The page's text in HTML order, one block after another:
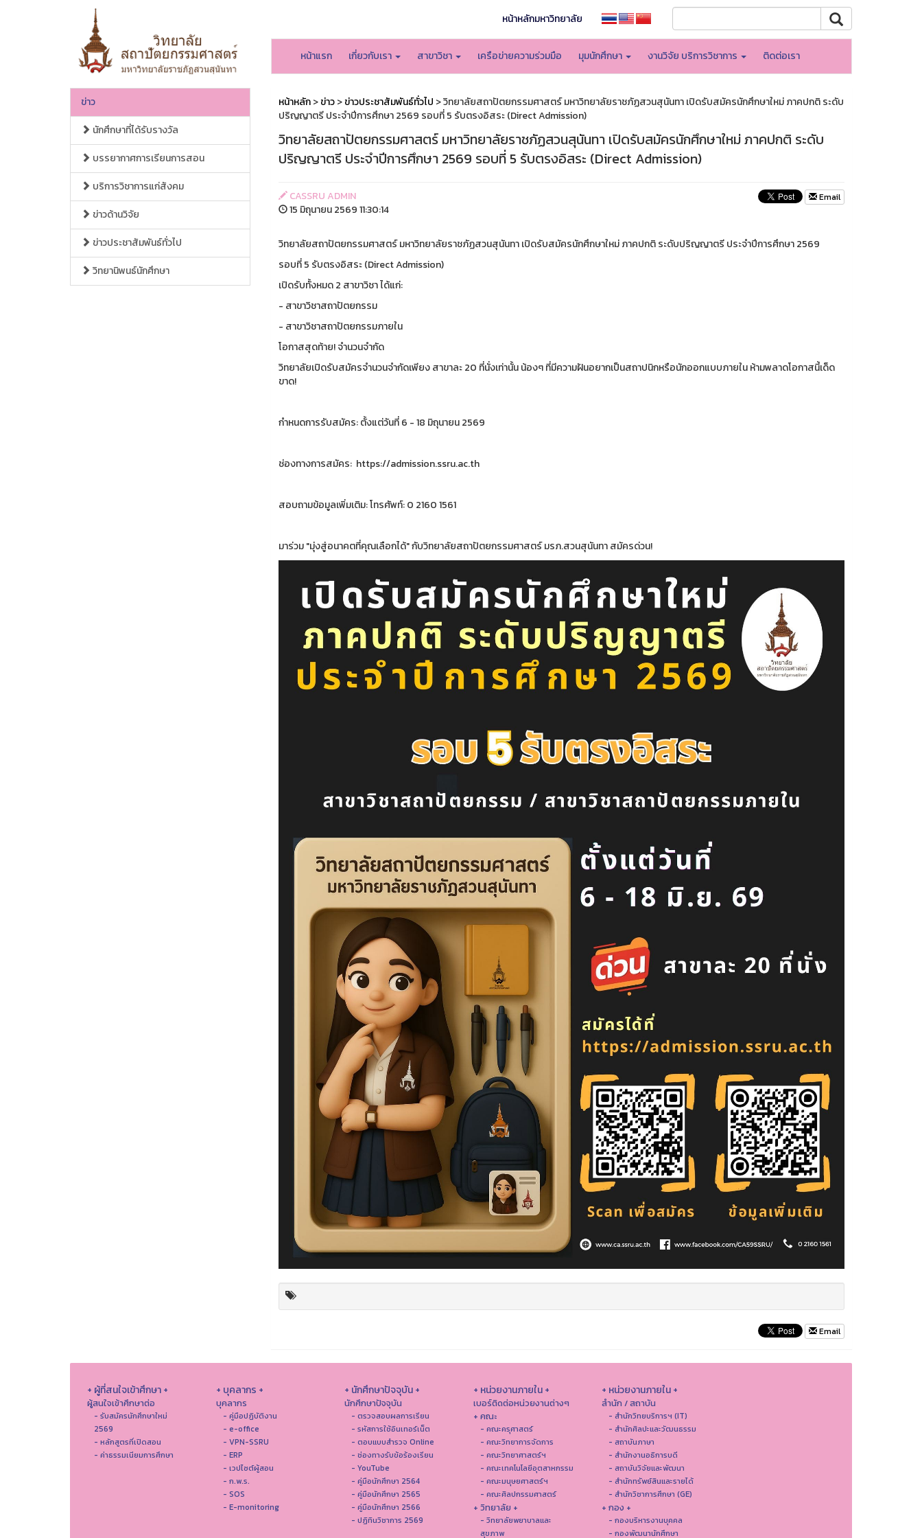
หน้าหลักมหาวิทยาลัย
หน้าแรก เกี่ยวกับเรา สาขาวิชา เครือข่ายความร่วมมือ มุมนักศึกษา งานวิจัย บริการวิชาการ ติดต่อเรา
ข่าว
นักศึกษาที่ได้รับรางวัล
บรรยากาศการเรียนการสอน
บริการวิชาการแก่สังคม
ข่าวด้านวิจัย
ข่าวประชาสัมพันธ์ทั่วไป
วิทยานิพนธ์นักศึกษา
หน้าหลัก>ข่าว>ข่าวประชาสัมพันธ์ทั่วไป > วิทยาลัยสถาปัตยกรรมศาสตร์ มหาวิทยาลัยราชภัฏสวนสุนันทา เปิดรับสมัครนักศึกษาใหม่ ภาคปกติ ระดับ
ปริญญาตรี ประจำปีการศึกษา 2569 รอบที่ 5 รับตรงอิสระ (Direct Admission)
วิทยาลัยสถาปัตยกรรมศาสตร์ มหาวิทยาลัยราชภัฏสวนสุนันทา เปิดรับสมัครนักศึกษาใหม่ ภาคปกติ ระดับ
ปริญญาตรี ประจำปีการศึกษา 2569 รอบที่ 5 รับตรงอิสระ (Direct Admission)
CASSRU ADMIN
15 มิถุนายน 2569 11:30:14
Email
วิทยาลัยสถาปัตยกรรมศาสตร์ มหาวิทยาลัยราชภัฏสวนสุนันทา เปิดรับสมัครนักศึกษาใหม่ ภาคปกติ ระดับปริญญาตรี ประจำปีการศึกษา 2569
รอบที่ 5 รับตรงอิสระ (Direct Admission)
เปิดรับทั้งหมด 2 สาขาวิชา ได้แก่:
- สาขาวิชาสถาปัตยกรรม
- สาขาวิชาสถาปัตยกรรมภายใน
โอกาสสุดท้าย! จำนวนจำกัด
วิทยาลัยเปิดรับสมัครจำนวนจำกัดเพียง สาขาละ 20 ที่นั่งเท่านั้น น้องๆ ที่มีความฝันอยากเป็นสถาปนิกหรือนักออกแบบภายใน ห้ามพลาดโอกาสนี้เด็ด
ขาด!
กำหนดการรับสมัคร: ตั้งแต่วันที่ 6 - 18 มิถุนายน 2569
ช่องทางการสมัคร: https://admission.ssru.ac.th
สอบถามข้อมูลเพิ่มเติม: โทรศัพท์: 0 2160 1561
มาร่วม "มุ่งสู่อนาคตที่คุณเลือกได้" กับวิทยาลัยสถาปัตยกรรมศาสตร์ มรภ.สวนสุนันทา สมัครด่วน!
Email
+ ผู้ที่สนใจเข้าศึกษา +
ผู้สนใจเข้าศึกษาต่อ
- รับสมัครนักศึกษาใหม่
2569
- หลักสูตรที่เปิดสอน
- ค่าธรรมเนียมการศึกษา
+ บุคลากร +
บุคลากร
- คู่มือปฏิบัติงาน
- e-office
- VPN-SSRU
- ERP
- เวปไซต์ผู้สอน
- ก.พ.ร.
- SOS
- E-monitoring
+ นักศึกษาปัจจุบัน +
นักศึกษาปัจจุบัน
- ตรวจสอบผลการเรียน
- รหัสการใช้อินเทอร์เน็ต
- ตอบแบบสำรวจ Online
- ช่องทางรับข้อร้องเรียน
- YouTube
- คู่มือนักศึกษา 2564
- คู่มือนักศึกษา 2565
- คู่มือนักศึกษา 2566
- ปฏิทินวิชาการ 2569
+ หน่วยงานภายใน +
เบอร์ติดต่อหน่วยงานต่างๆ
+ คณะ
- คณะครุศาสตร์
- คณะวิทยาการจัดการ
- คณะวิทยาศาสตร์ฯ
- คณะเทคโนโลยีอุตสาหกรรม
- คณะมนุษยศาสตร์ฯ
- คณะศิลปกรรมศาสตร์
+ วิทยาลัย +
- วิทยาลัยพยาบาลและ
สุขภาพ
+ หน่วยงานภายใน +
สำนัก / สถาบัน
- สำนักวิทยบริการฯ (IT)
- สํานักศิลปะและวัฒนธรรม
- สถาบันภาษา
- สำนักงานอธิการบดี
- สถาบันวิจัยและพัฒนา
- สำนักทรัพย์สินและรายได้
- สำนักวิชาการศึกษา (GE)
+ กอง +
- กองบริหารงานบุคคล
- กองพัฒนานักศึกษา